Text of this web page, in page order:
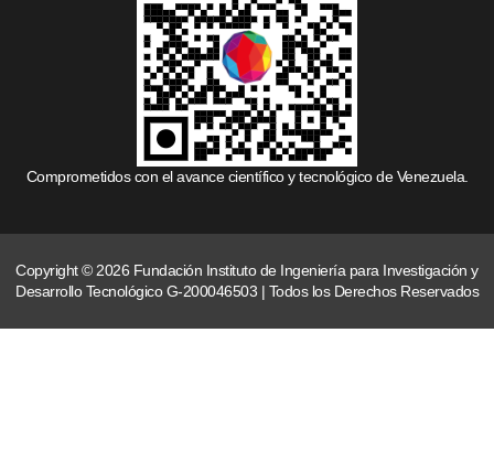
Comprometidos con el avance científico y tecnológico de Venezuela.
Copyright © 2026 Fundación Instituto de Ingeniería para Investigación y
Desarrollo Tecnológico G-200046503 | Todos los Derechos Reservados